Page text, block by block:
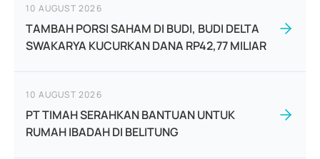
10 AUGUST 2026
TAMBAH PORSI SAHAM DI BUDI, BUDI DELTA
SWAKARYA KUCURKAN DANA RP42,77 MILIAR
10 AUGUST 2026
PT TIMAH SERAHKAN BANTUAN UNTUK
RUMAH IBADAH DI BELITUNG